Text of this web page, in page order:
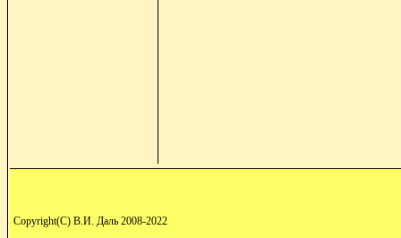
Copyright(C) В.И. Даль 2008-2022